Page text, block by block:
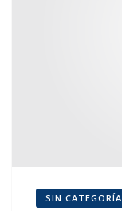
SIN CATEGORÍA